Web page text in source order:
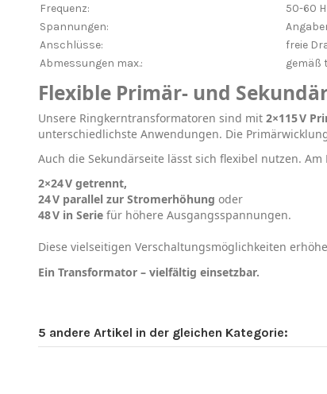
Frequenz:
50-60
Spannungen:
Anschlüsse:
freie
Abmessungen max.:
gemäß
Flexible Primär- und
Unsere Ringkerntransformatoren sind mit 2×115 V
unterschiedlichste Anwendungen. Die
Auch die Sekundärseite lässt sich flexibel nutzen. Am
2×24 V getrennt,
24 V parallel zur Stromerhöhung oder
48 V in Seriefür höhere Ausgangsspannungen.
Diese vielseitigen Verschaltungsmöglichkeiten
Ein Transformator – vielfältig einsetzbar.
5 andere Artikel in der gleichen Kategorie: